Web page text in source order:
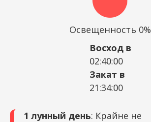
Освещенность 0%
Восход в
02:40:00
Закат в
21:34:00
1 лунный день: Крайне не